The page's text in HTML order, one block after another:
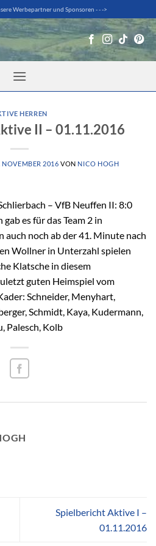
Werbepartner und Sponsoren - - ->
HERREN
II – 01.11.2016
NOVEMBER 2016 VON NICO HOGH
– VfB Neuffen II: 8:0
es für das Team 2 in
auch noch ab der 41. Minute nach
Wollner in Unterzahl spielen
Klatsche in diesem
guten Heimspiel vom
Schneider, Menyhart,
Schmidt, Kaya, Kudermann,
Palesch, Kolb
Spielbericht Aktive I –
01.11.2016